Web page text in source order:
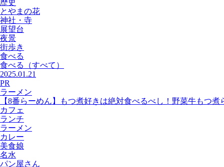
歴史
とやまの花
神社・寺
展望台
夜景
街歩き
食べる
食べる
（すべて）
2025.01.21
PR
ラーメン
【8番らーめん】もつ煮好きは絶対食べるべし！野菜牛もつ
カフェ
ランチ
ラーメン
カレー
美食娘
名水
パン屋さん